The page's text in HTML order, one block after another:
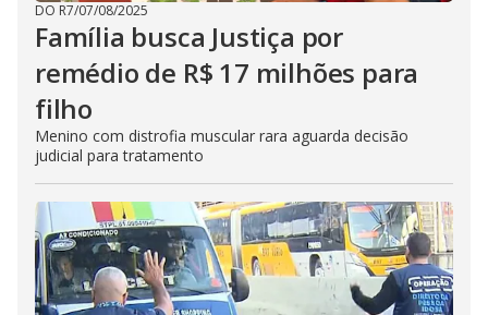
DO R7/07/08/2025
Família busca Justiça por
remédio de R$ 17 milhões para
filho
Menino com distrofia muscular rara aguarda decisão
judicial para tratamento